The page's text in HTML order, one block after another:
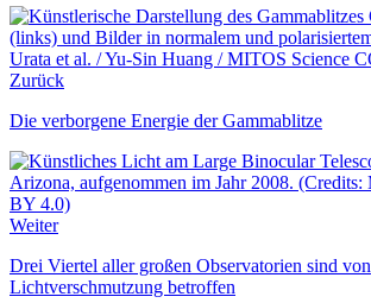
Zurück
Die verborgene Energie der Gammablitze
Weiter
Drei Viertel aller großen Observatorien sind von
Lichtverschmutzung betroffen